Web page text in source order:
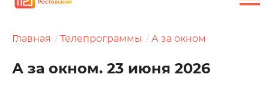
Главная Телепрограммы А за окном
А за окном. 23 июня 2026